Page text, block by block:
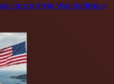
Jerozolimie Wschodniej o